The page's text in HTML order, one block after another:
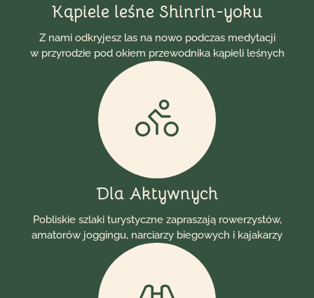
Kąpiele leśne Shinrin-yoku
Z nami odkryjesz las na nowo podczas medytacji
w przyrodzie pod okiem przewodnika kąpieli leśnych
Dla Aktywnych
Pobliskie szlaki turystyczne zapraszają rowerzystów,
amatorów joggingu, narciarzy biegowych i kajakarzy